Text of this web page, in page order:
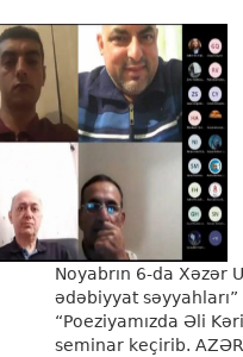
Noyabrın 6-da Xəzər
ədəbiyyat
“Poeziyamızda Əli
seminar keçirib.